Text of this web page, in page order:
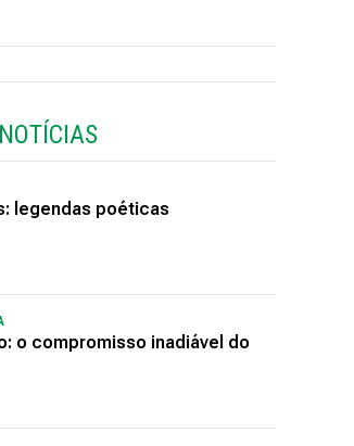
legendas poéticas
o compromisso inadiável do